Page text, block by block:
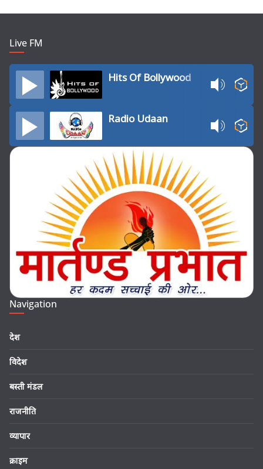
Live FM
Hits Of Bollywood
Radio Udaan
Navigation
देश
विदेश
बस्ती मंडल
राजनीति
व्यापार
क्राइम